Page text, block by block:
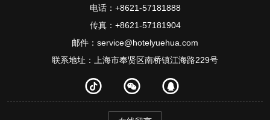
电话：+8621-57181888
传真：+8621-57181904
邮件：service@hotelyuehua.com
联系地址：上海市奉贤区南桥镇江海路229号